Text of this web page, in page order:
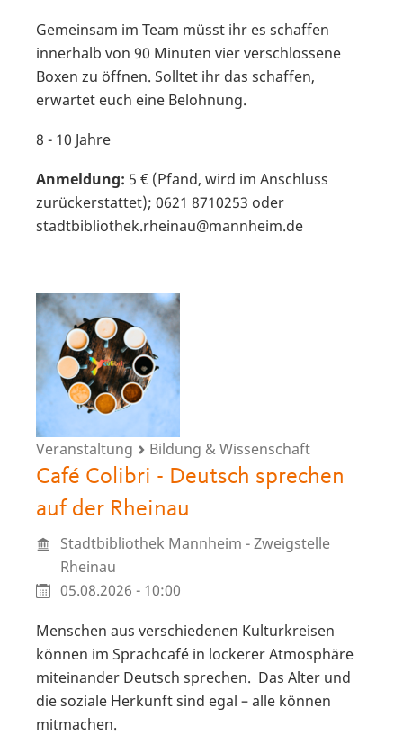
Gemeinsam im Team müsst ihr es schaffen
innerhalb von 90 Minuten vier verschlossene
Boxen zu öffnen. Solltet ihr das schaffen,
erwartet euch eine Belohnung.
8 - 10 Jahre
Anmeldung: 5 € (Pfand, wird im Anschluss
zurückerstattet); 0621 8710253 oder
stadtbibliothek.rheinau@mannheim.de
Veranstaltung Bildung & Wissenschaft
Café Colibri - Deutsch sprechen
auf der Rheinau
Stadtbibliothek Mannheim - Zweigstelle
Rheinau
05.08.2026 - 10:00
Menschen aus verschiedenen Kulturkreisen
können im Sprachcafé in lockerer Atmosphäre
miteinander Deutsch sprechen. Das Alter und
die soziale Herkunft sind egal – alle können
mitmachen.